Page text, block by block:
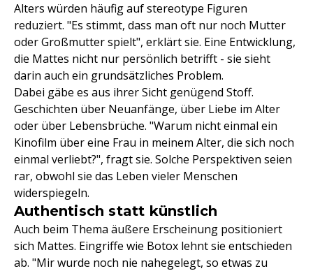
Alters würden häufig auf stereotype Figuren
reduziert. "Es stimmt, dass man oft nur noch Mutter
oder Großmutter spielt", erklärt sie. Eine Entwicklung,
die Mattes nicht nur persönlich betrifft - sie sieht
darin auch ein grundsätzliches Problem.
Dabei gäbe es aus ihrer Sicht genügend Stoff.
Geschichten über Neuanfänge, über Liebe im Alter
oder über Lebensbrüche. "Warum nicht einmal ein
Kinofilm über eine Frau in meinem Alter, die sich noch
einmal verliebt?", fragt sie. Solche Perspektiven seien
rar, obwohl sie das Leben vieler Menschen
widerspiegeln.
Authentisch statt künstlich
Auch beim Thema äußere Erscheinung positioniert
sich Mattes. Eingriffe wie Botox lehnt sie entschieden
ab. "Mir wurde noch nie nahegelegt, so etwas zu